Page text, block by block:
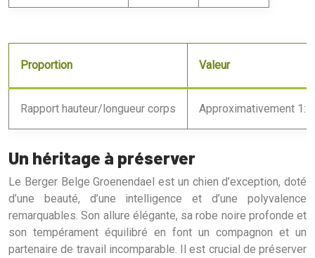
Proportion Valeur
Rapport hauteur/longueur corps Approximativement 1:1
Un héritage à préserver
Le Berger Belge Groenendael est un chien d’exception, doté
d’une beauté, d’une intelligence et d’une polyvalence
remarquables. Son allure élégante, sa robe noire profonde et
son tempérament équilibré en font un compagnon et un
partenaire de travail incomparable. Il est crucial de préserver